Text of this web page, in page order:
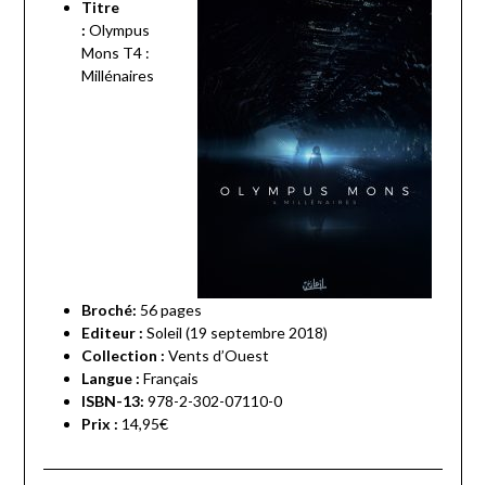
Titre
: Olympus
Mons T4 :
Millénaires
Broché: 56pages
Editeur : Soleil (19 septembre 2018)
Collection : Vents d’Ouest
Langue : Français
ISBN-13: 978-2-302-07110-0
Prix : 14,95€